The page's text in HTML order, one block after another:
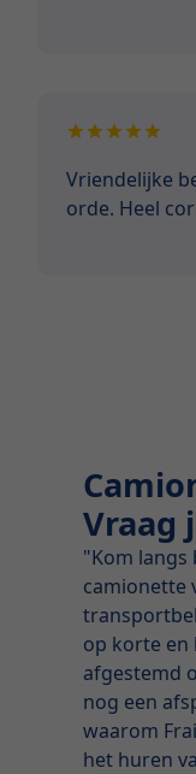
Vriendelijke
orde. Heel
Vraag
"Kom langs
camionette
op korte en
afgestemd
nog een
waarom
het huren